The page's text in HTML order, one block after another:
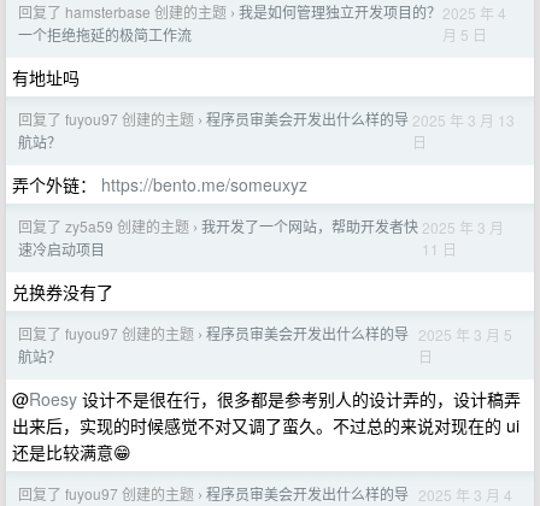
回复了 hamsterbase 创建的主题 › 我是如何管理独立开发项目的？
一个拒绝拖延的极简工作流
2025 年 4
月 5 日
有地址吗
回复了 fuyou97 创建的主题 › 程序员审美会开发出什么样的导
航站？
2025 年 3 月 13
日
弄个外链： https://bento.me/someuxyz
回复了 zy5a59 创建的主题 › 我开发了一个网站，帮助开发者快
速冷启动项目
2025 年 3 月
11 日
兑换券没有了
回复了 fuyou97 创建的主题 › 程序员审美会开发出什么样的导
航站？
2025 年 3 月 5
日
@Roesy 设计不是很在行，很多都是参考别人的设计弄的，设计稿弄
出来后，实现的时候感觉不对又调了蛮久。不过总的来说对现在的 ui
还是比较满意😁
回复了 fuyou97 创建的主题 › 程序员审美会开发出什么样的导 2025 年 3 月 4